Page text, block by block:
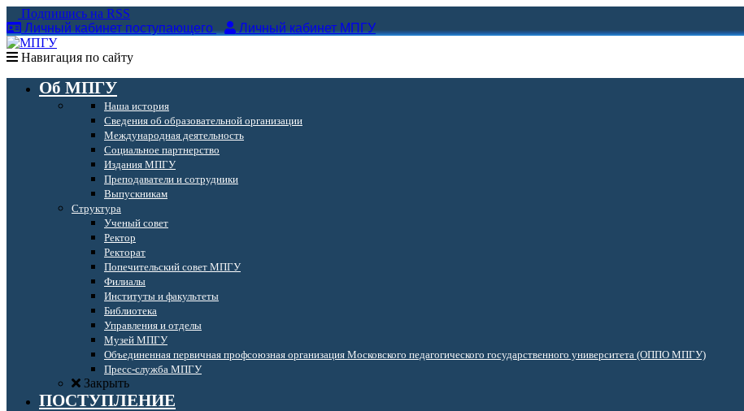
Подпишись на RSS
Личный кабинет поступающего
Личный кабинет МПГУ
Навигация по сайту
Об МПГУ
Наша история
Сведения об образовательной организации
Международная деятельность
Социальное партнерство
Издания МПГУ
Преподаватели и сотрудники
Выпускникам
Структура
Ученый совет
Ректор
Ректорат
Попечительский совет МПГУ
Филиалы
Институты и факультеты
Библиотека
Управления и отделы
Музей МПГУ
Объединенная первичная профсоюзная организация Московского педагогического государственного университета (ОППО МПГУ)
Пресс-служба МПГУ
Закрыть
ПОСТУПЛЕНИЕ